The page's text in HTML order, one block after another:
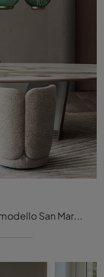
Ecco la luce che fa al caso tuo! Il modello San Marco è una tra le nostre lampade a soffitto di Cattelan Italia.